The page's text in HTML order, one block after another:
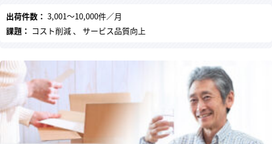
出荷件数： 3,001～10,000件／月
課題： コスト削減 、 サービス品質向上